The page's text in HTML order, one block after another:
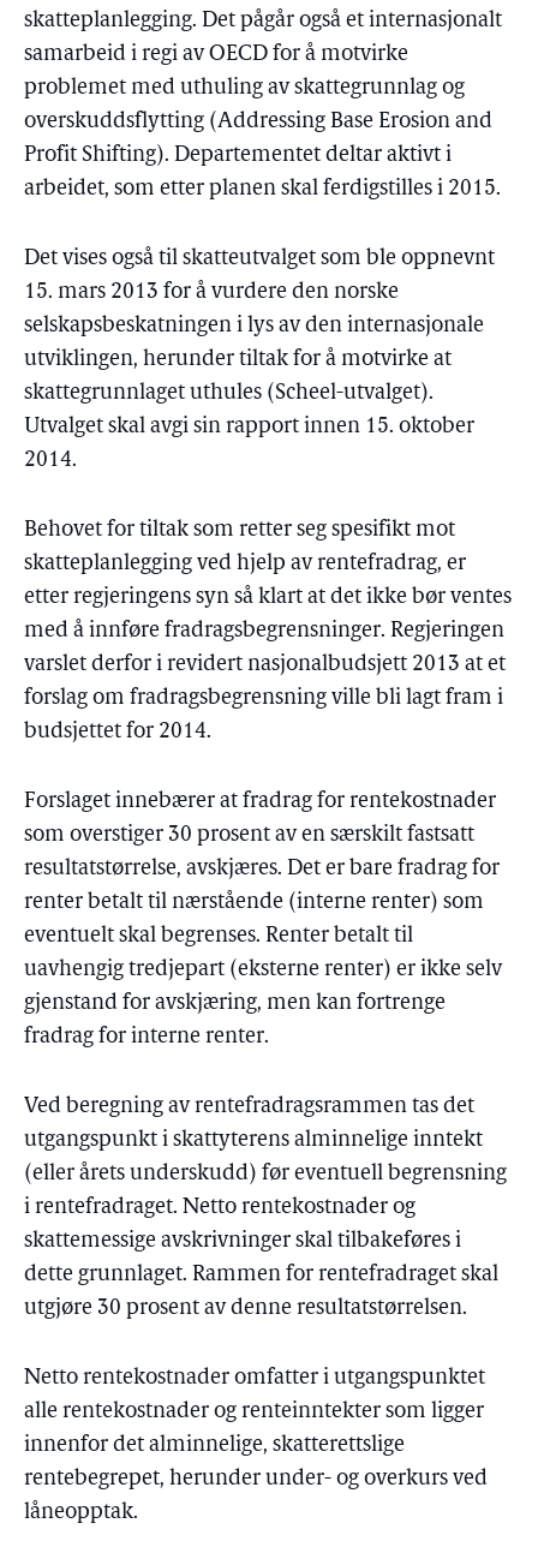
skatteplanlegging. Det pågår også et internasjonalt
samarbeid i regi av OECD for å motvirke
problemet med uthuling av skattegrunnlag og
overskuddsflytting (Addressing Base Erosion and
Profit Shifting). Departementet deltar aktivt i
arbeidet, som etter planen skal ferdigstilles i 2015.
Det vises også til skatteutvalget som ble oppnevnt
15. mars 2013 for å vurdere den norske
selskapsbeskatningen i lys av den internasjonale
utviklingen, herunder tiltak for å motvirke at
skattegrunnlaget uthules (Scheel-utvalget).
Utvalget skal avgi sin rapport innen 15. oktober
2014.
Behovet for tiltak som retter seg spesifikt mot
skatteplanlegging ved hjelp av rentefradrag, er
etter regjeringens syn så klart at det ikke bør ventes
med å innføre fradragsbegrensninger. Regjeringen
varslet derfor i revidert nasjonalbudsjett 2013 at et
forslag om fradragsbegrensning ville bli lagt fram i
budsjettet for 2014.
Forslaget innebærer at fradrag for rentekostnader
som overstiger 30 prosent av en særskilt fastsatt
resultatstørrelse, avskjæres. Det er bare fradrag for
renter betalt til nærstående (interne renter) som
eventuelt skal begrenses. Renter betalt til
uavhengig tredjepart (eksterne renter) er ikke selv
gjenstand for avskjæring, men kan fortrenge
fradrag for interne renter.
Ved beregning av rentefradragsrammen tas det
utgangspunkt i skattyterens alminnelige inntekt
(eller årets underskudd) før eventuell begrensning
i rentefradraget. Netto rentekostnader og
skattemessige avskrivninger skal tilbakeføres i
dette grunnlaget. Rammen for rentefradraget skal
utgjøre 30 prosent av denne resultatstørrelsen.
Netto rentekostnader omfatter i utgangspunktet
alle rentekostnader og renteinntekter som ligger
innenfor det alminnelige, skatterettslige
rentebegrepet, herunder under- og overkurs ved
låneopptak.